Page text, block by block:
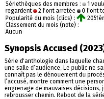
Sériethèques des membres : 1
regardent
2 l'ont arretée
0 l'ont
Popularité du mois (clics) :
Classement du mois (note) :
Aucun
Synopsis Accused
Série d'anthologie dans laquelle
une salle d’audience. Le public ne
connaît pas le dénouement du
l’accusé, montre comment une
engrenage de mauvaises décisions,
rebrousser chemin. Reboot de la